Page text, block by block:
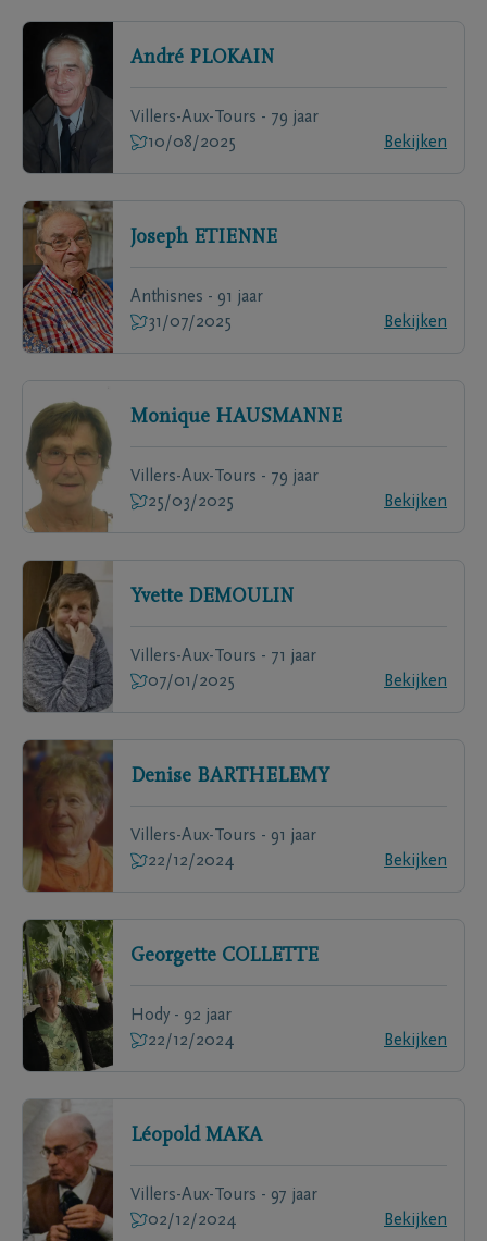
André PLOKAIN
Villers-Aux-Tours - 79 jaar
10/08/2025
Bekijken
Joseph ETIENNE
Anthisnes - 91 jaar
31/07/2025
Bekijken
Monique HAUSMANNE
Villers-Aux-Tours - 79 jaar
25/03/2025
Bekijken
Yvette DEMOULIN
Villers-Aux-Tours - 71 jaar
07/01/2025
Bekijken
Denise BARTHELEMY
Villers-Aux-Tours - 91 jaar
22/12/2024
Bekijken
Georgette COLLETTE
Hody - 92 jaar
22/12/2024
Bekijken
Léopold MAKA
Villers-Aux-Tours - 97 jaar
02/12/2024
Bekijken